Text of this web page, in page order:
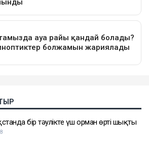
бір тәулікте үш орман өрті шықты